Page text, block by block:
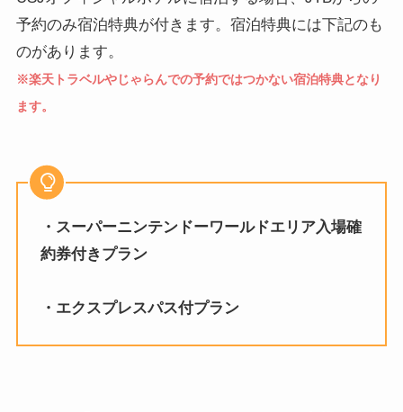
予約のみ宿泊特典が付きます。宿泊特典には下記のも
のがあります。
※楽天トラベルやじゃらんでの予約ではつかない宿泊特典となり
ます。
・スーパーニンテンドーワールドエリア入場確
約券付きプラン
・エクスプレスパス付プラン